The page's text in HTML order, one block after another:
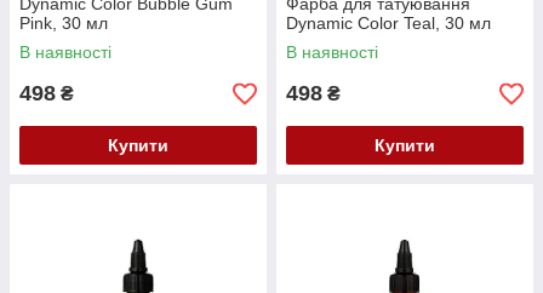
Pink, 30 мл
В наявності
498 ₴
Купити
Dynamic Color Teal, 30 мл
В наявності
498 ₴
Купити